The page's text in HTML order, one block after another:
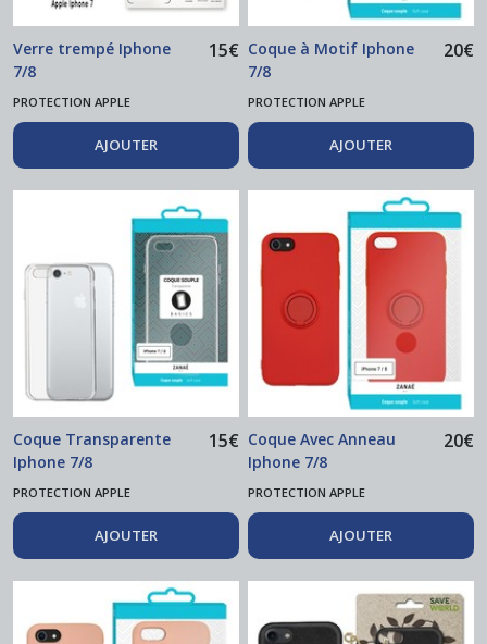
Verre trempé Iphone
7/8
15€
PROTECTION APPLE
AJOUTER
Coque à Motif Iphone
7/8
20€
PROTECTION APPLE
AJOUTER
Coque Transparente
Iphone 7/8
15€
PROTECTION APPLE
AJOUTER
Coque Avec Anneau
Iphone 7/8
20€
PROTECTION APPLE
AJOUTER